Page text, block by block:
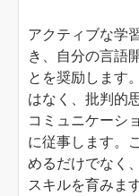
アクティブな学
き、自分の言語
とを奨励します
はなく、批判的
コミュニケーシ
に従事します。
めるだけでなく
スキルを育みます